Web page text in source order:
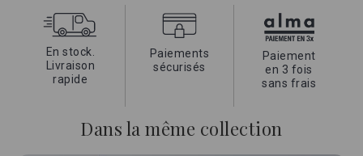
En stock.
Livraison
rapide
Paiements
sécurisés
Paiement
en 3 fois
sans frais
Dans la même collection